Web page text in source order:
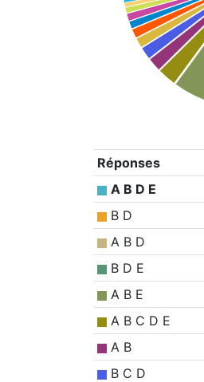
Réponses
A B D E
B D
A B D
B D E
A B E
A B C D E
A B
B C D